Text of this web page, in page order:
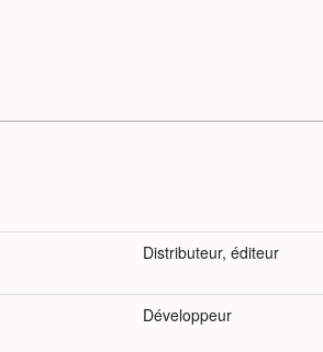
Distributeur, éditeur
Développeur